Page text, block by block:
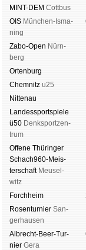
MINT-DEM Cott­bus
OIS Mün­chen-Is­ma­
ning
Zabo-Open Nürn­
berg
Orten­burg
Chem­nitz u25
Nitte­nau
Landes­sport­spiele
ü50 Denk­sport­zen­
trum
Offene Thü­rin­ger
Schach960-Meis­
ter­schaftMeu­sel­
witz
Forch­heim
Rosen­tur­nier San­
ger­hau­sen
Albrecht-Beer-Tur­
nier Ge­ra